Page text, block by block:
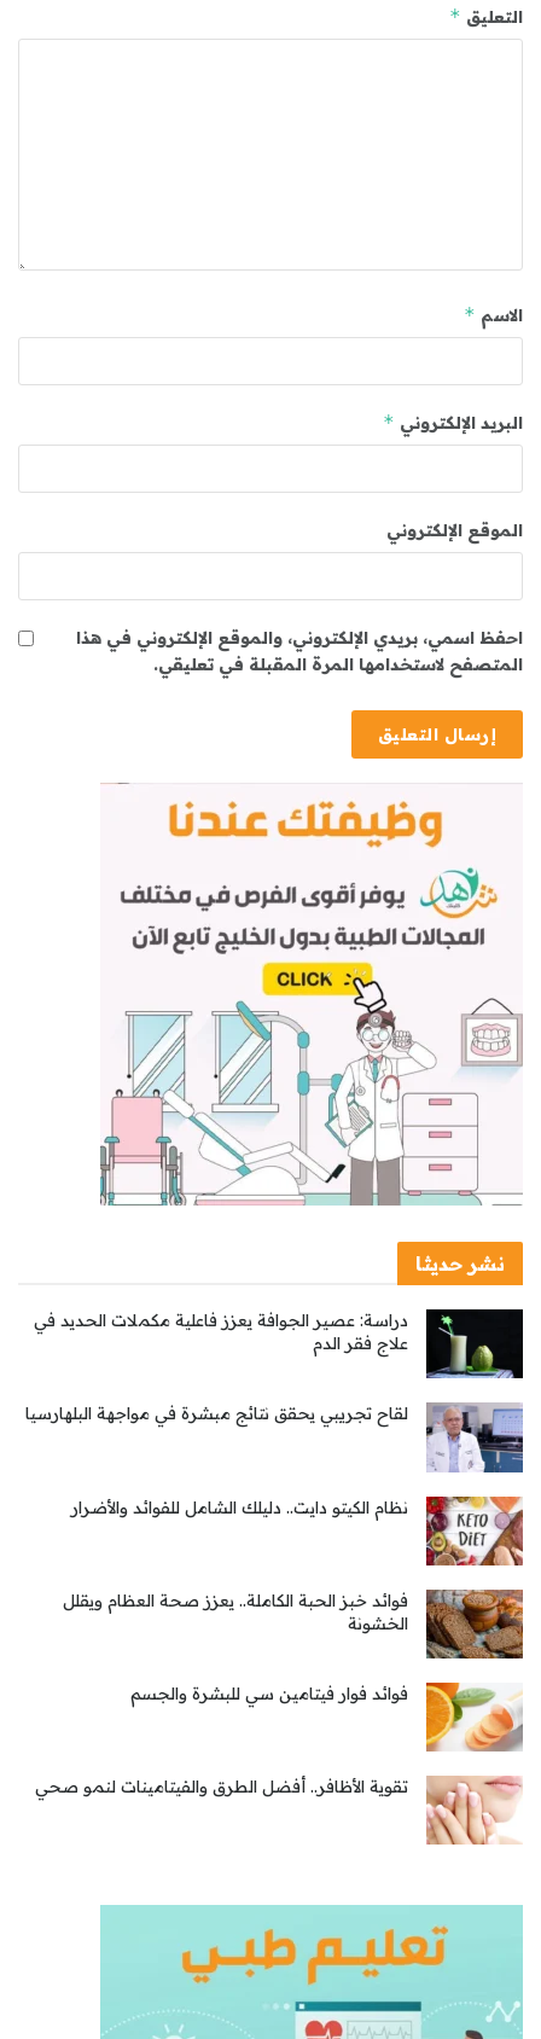
التعليق *
الاسم *
البريد الإلكتروني *
الموقع الإلكتروني
احفظ اسمي، بريدي الإلكتروني، والموقع الإلكتروني في هذا
المتصفح لاستخدامها المرة المقبلة في تعليقي.
نشر حديثا
دراسة: عصير الجوافة يعزز فاعلية مكملات الحديد في
علاج فقر الدم
لقاح تجريبي يحقق نتائج مبشرة في مواجهة البلهارسيا
نظام الكيتو دايت.. دليلك الشامل للفوائد والأضرار
فوائد خبز الحبة الكاملة.. يعزز صحة العظام ويقلل
الخشونة
فوائد فوار فيتامين سي للبشرة والجسم
تقوية الأظافر.. أفضل الطرق والفيتامينات لنمو صحي